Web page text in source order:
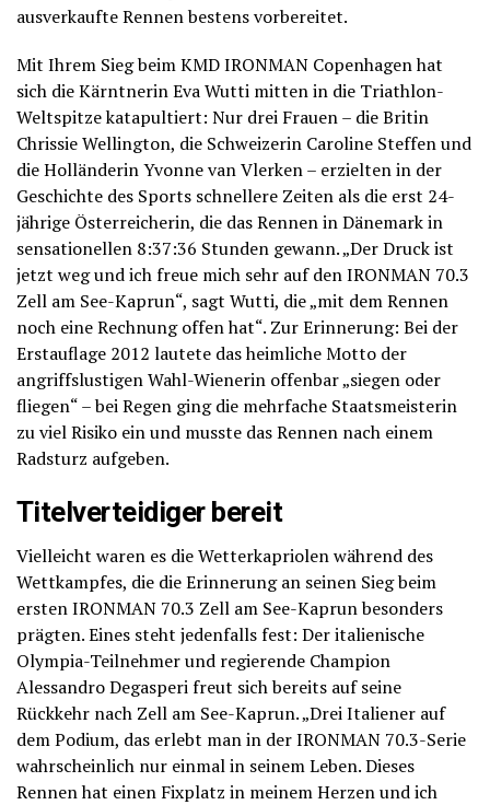
ausverkaufte Rennen bestens vorbereitet.
Mit Ihrem Sieg beim KMD IRONMAN Copenhagen hat
sich die Kärntnerin Eva Wutti mitten in die Triathlon-
Weltspitze katapultiert: Nur drei Frauen – die Britin
Chrissie Wellington, die Schweizerin Caroline Steffen und
die Holländerin Yvonne van Vlerken – erzielten in der
Geschichte des Sports schnellere Zeiten als die erst 24-
jährige Österreicherin, die das Rennen in Dänemark in
sensationellen 8:37:36 Stunden gewann. „Der Druck ist
jetzt weg und ich freue mich sehr auf den IRONMAN 70.3
Zell am See-Kaprun“, sagt Wutti, die „mit dem Rennen
noch eine Rechnung offen hat“. Zur Erinnerung: Bei der
Erstauflage 2012 lautete das heimliche Motto der
angriffslustigen Wahl-Wienerin offenbar „siegen oder
fliegen“ – bei Regen ging die mehrfache Staatsmeisterin
zu viel Risiko ein und musste das Rennen nach einem
Radsturz aufgeben.
Titelverteidiger bereit
Vielleicht waren es die Wetterkapriolen während des
Wettkampfes, die die Erinnerung an seinen Sieg beim
ersten IRONMAN 70.3 Zell am See-Kaprun besonders
prägten. Eines steht jedenfalls fest: Der italienische
Olympia-Teilnehmer und regierende Champion
Alessandro Degasperi freut sich bereits auf seine
Rückkehr nach Zell am See-Kaprun. „Drei Italiener auf
dem Podium, das erlebt man in der IRONMAN 70.3-Serie
wahrscheinlich nur einmal in seinem Leben. Dieses
Rennen hat einen Fixplatz in meinem Herzen und ich